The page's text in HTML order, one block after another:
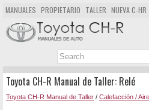
MANUALES PROPIETARIO TALLER NUEVA C-HR
MAPA DEL SITIO
BUSCAR
Toyota CH-R Manual de Taller: Relé
Toyota CH-R Manual de Taller / Calefacción /